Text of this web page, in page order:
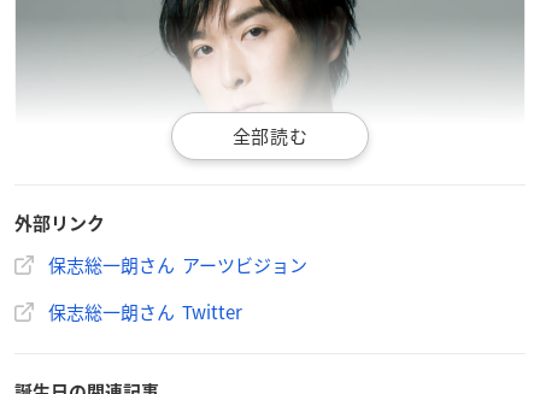
外部リンク
保志総一朗さん アーツビジョン
保志総一朗さん Twitter